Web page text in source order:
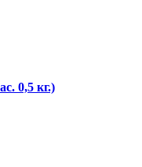
0,5 кг.)